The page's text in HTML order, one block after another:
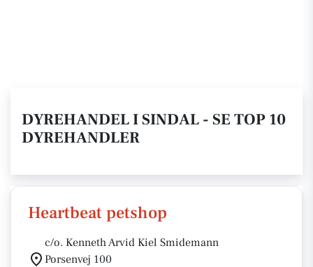
DYREHANDEL I SINDAL - SE TOP 10
DYREHANDLER
Heartbeat petshop
c/o. Kenneth Arvid Kiel Smidemann
Porsenvej 100